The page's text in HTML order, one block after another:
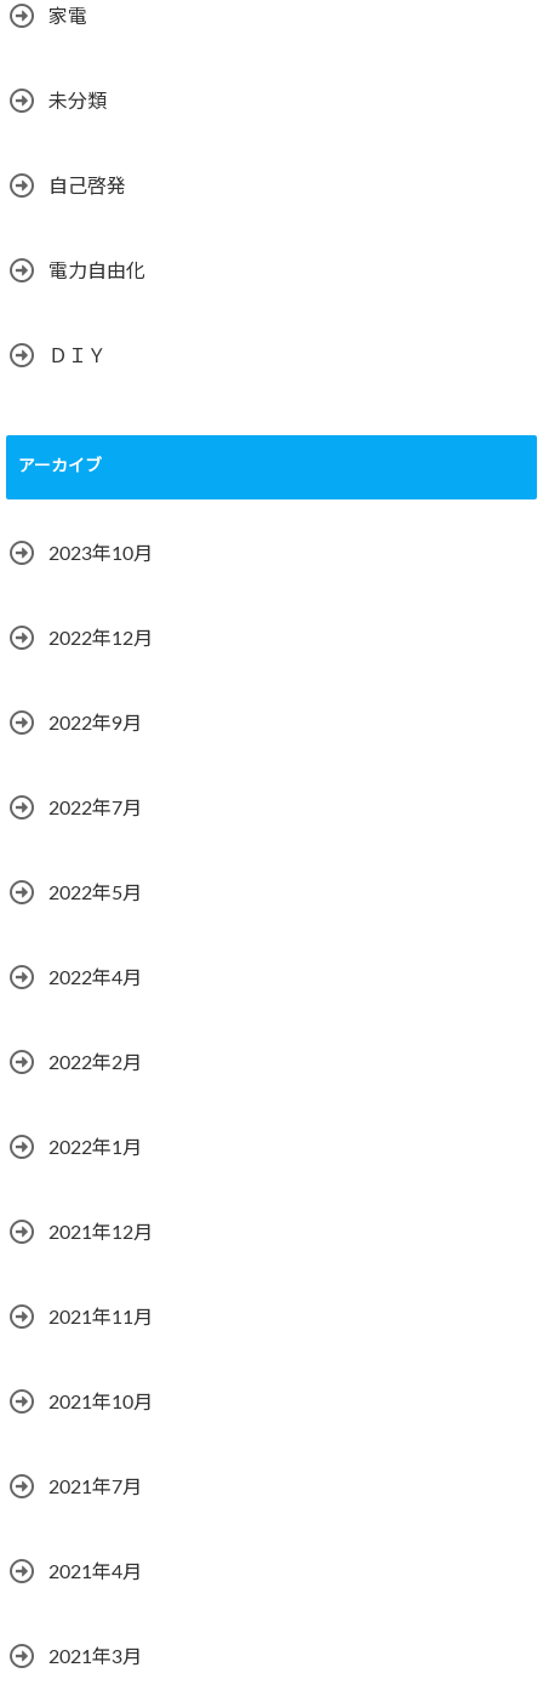
家電
未分類
自己啓発
電力自由化
ＤＩＹ
アーカイブ
2023年10月
2022年12月
2022年9月
2022年7月
2022年5月
2022年4月
2022年2月
2022年1月
2021年12月
2021年11月
2021年10月
2021年7月
2021年4月
2021年3月